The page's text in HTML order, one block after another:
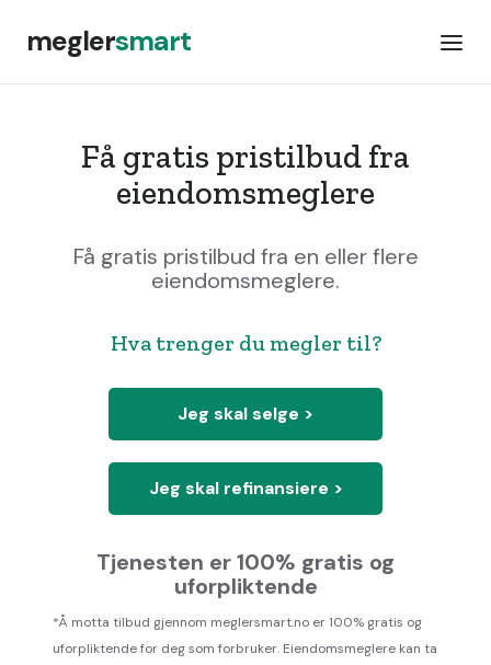
meglersmart
Få gratis pristilbud fra
eiendomsmeglere
Få gratis pristilbud fra en eller flere
eiendomsmeglere.
Hva trenger du megler til?
Jeg skal selge >
Jeg skal refinansiere >
Tjenesten er 100% gratis og
uforpliktende
*Å motta tilbud gjennom meglersmart.no er 100% gratis og
uforpliktende for deg som forbruker. Eiendomsmeglere kan ta